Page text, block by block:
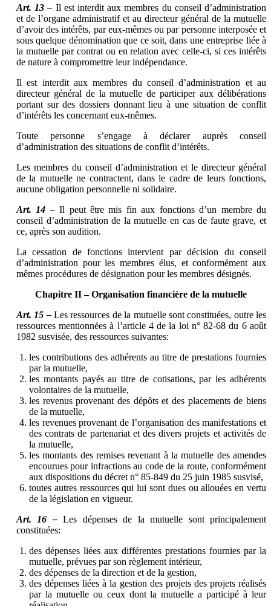
Art. 13 – Il est interdit aux membres du conseil d’administration
et de l’organe administratif et au directeur général de la mutuelle
d’avoir des intérêts, par eux-mêmes ou par personne interposée et
sous quelque dénomination que ce soit, dans une entreprise liée à
la mutuelle par contrat ou en relation avec celle-ci, si ces intérêts
de nature à compromettre leur indépendance.
Il est interdit aux membres du conseil d’administration et au
directeur général de la mutuelle de participer aux délibérations
portant sur des dossiers donnant lieu à une situation de conflit
d’intérêts les concernant eux-mêmes.
Toute personne s’engage à déclarer auprès conseil
d’administration des situations de conflit d’intérêts.
Les membres du conseil d’administration et le directeur général
de la mutuelle ne contractent, dans le cadre de leurs fonctions,
aucune obligation personnelle ni solidaire.
Art. 14 –Il peut être mis fin aux fonctions d’un membre du
conseil d’administration de la mutuelle en cas de faute grave, et
ce, après son audition.
La cessation de fonctions intervient par décision du conseil
d’administration pour les membres élus, et conformément aux
mêmes procédures de désignation pour les membres désignés.
Chapitre II – Organisation financière de la mutuelle
Art. 15 –Les ressources de la mutuelle sont constituées, outre les
ressources mentionnées à l’article 4 de la loi n° 82-68 du 6 août
1982 susvisée, des ressources suivantes:
les contributions des adhérents au titre de prestations fournies
par la mutuelle,
les montants payés au titre de cotisations, par les adhérents
volontaires de la mutuelle,
les revenus provenant des dépôts et des placements de biens
de la mutuelle,
les revenues provenant de l’organisation des manifestations et
des contrats de partenariat et des divers projets et activités de
la mutuelle,
les montants des remises revenant à la mutuelle des amendes
encourues pour infractions au code de la route, conformément
aux dispositions du décret n° 85-849 du 25 juin 1985 susvisé,
toutes autres ressources qui lui sont dues ou allouées en vertu
de la législation en vigueur.
Art. 16 –Les dépenses de la mutuelle sont principalement
constituées:
des dépenses liées aux différentes prestations fournies par la
mutuelle, prévues par son règlement intérieur,
des dépenses de la direction et de la gestion,
des dépenses liées à la gestion des projets des projets réalisés
par la mutuelle ou ceux dont la mutuelle a participé à leur